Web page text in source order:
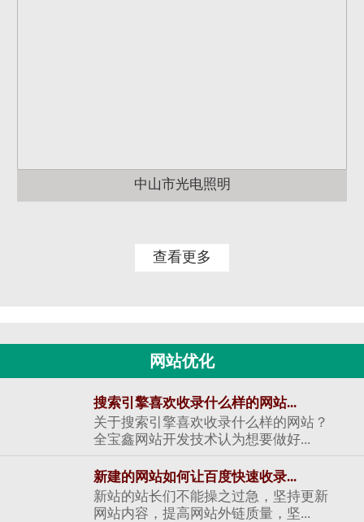
中山市光电照明
查看更多
网站优化
搜索引擎喜欢收录什么样的网站...
关于搜索引擎喜欢收录什么样的网站？
全宝鑫网站开发技术认为想要做好...
新建的网站如何让百度快速收录...
新站的站长们不能操之过急，坚持更新
网站内容，提高网站外链质量，坚...